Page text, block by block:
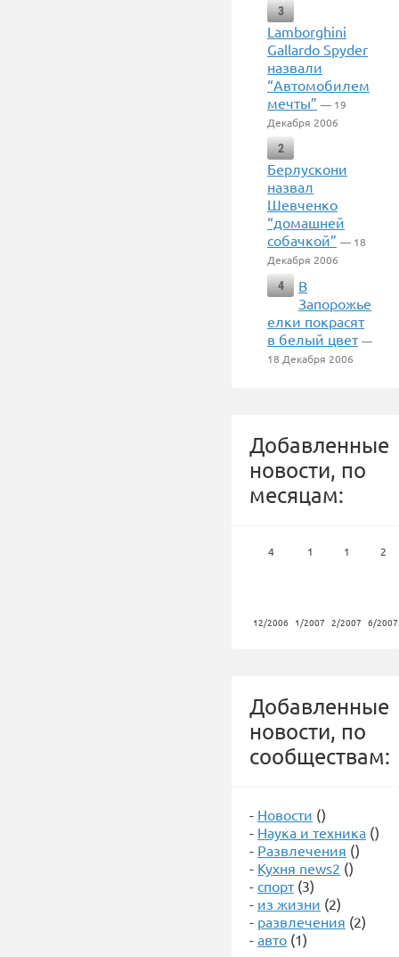
3
Lamborghini
Gallardo Spyder
назвали
“Автомобилем
мечты” — 19
Декабря 2006
2
Берлускони
назвал
Шевченко
“домашней
собачкой” — 18
Декабря 2006
4
В
Запорожье
елки покрасят
в белый цвет —
18 Декабря 2006
Добавленные
новости, по
месяцам:
4
12/2006
1
1/2007
1
2/2007
2
6/2007
Добавленные
новости, по
сообществам:
- Новости ()
- Наука и техника ()
- Развлечения ()
- Кухня news2 ()
- спорт(3)
- из жизни (2)
- развлечения (2)
- авто (1)